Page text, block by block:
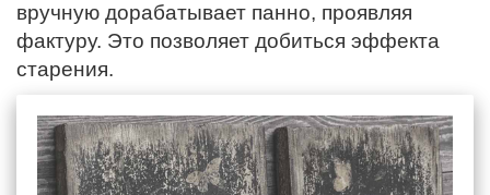
вручную дорабатывает панно, проявляя
фактуру. Это позволяет добиться эффекта
старения.